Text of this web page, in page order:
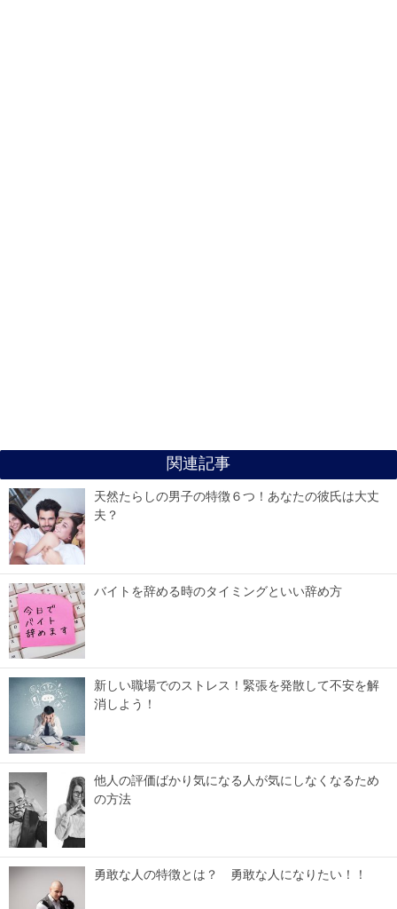
関連記事
天然たらしの男子の特徴６つ！あなたの彼氏は大丈
夫？
バイトを辞める時のタイミングといい辞め方
新しい職場でのストレス！緊張を発散して不安を解
消しよう！
他人の評価ばかり気になる人が気にしなくなるため
の方法
勇敢な人の特徴とは？ 勇敢な人になりたい！！